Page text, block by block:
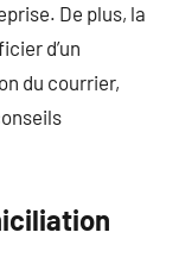
De plus, la
d’un
du courrier,